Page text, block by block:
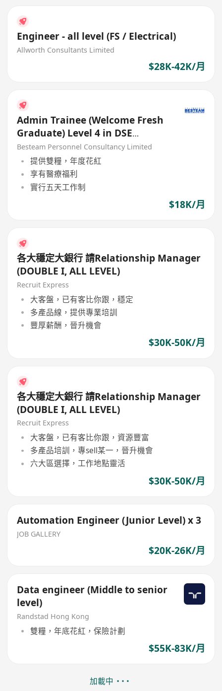
Engineer - all level (FS / Electrical)
Allworth Consultants Limited
$28K-42K/月
Admin Trainee (Welcome Fresh
Graduate) Level 4 in DSE
English (18K)
Besteam Personnel Consultancy Limited
提供雙糧，年度花紅
享有醫療福利
實行五天工作制
$18K/月
各大穩定大銀行 請Relationship Manager
(DOUBLE I, ALL LEVEL)
Recruit Express
大客盤，已有客比你跟，穩定
多產品線，提供專業培訓
豐厚薪酬，晉升機會
$30K-50K/月
各大穩定大銀行 請Relationship Manager
(DOUBLE I, ALL LEVEL)
Recruit Express
大客盤，已有客比你跟，資源豐富
多產品培訓，專sell某一，晉升機會
六大區選擇，工作地點靈活
$30K-50K/月
Automation Engineer (Junior Level) x 3
JOB GALLERY
$20K-26K/月
Data engineer (Middle to senior
level)
Randstad Hong Kong
雙糧，年底花紅，保險計劃
$55K-83K/月
加載中